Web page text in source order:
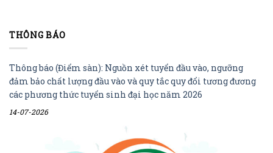
THÔNG BÁO
Thông báo (Điểm sàn): Nguồn xét tuyển đầu vào, ngưỡng
đảm bảo chất lượng đầu vào và quy tắc quy đổi tương đương
các phương thức tuyển sinh đại học năm 2026
14-07-2026